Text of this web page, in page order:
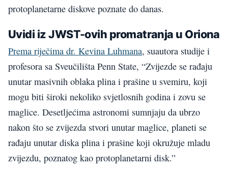
protoplanetarne diskove poznate do danas.
Uvidi iz JWST-ovih promatranja u Oriona
Prema riječima dr. Kevina Luhmana, suautora studije i
profesora sa Sveučilišta Penn State, “Zvijezde se rađaju
unutar masivnih oblaka plina i prašine u svemiru, koji
mogu biti široki nekoliko svjetlosnih godina i zovu se
maglice. Desetljećima astronomi sumnjaju da ubrzo
nakon što se zvijezda stvori unutar maglice, planeti se
rađaju unutar diska plina i prašine koji okružuje mladu
zvijezdu, poznatog kao protoplanetarni disk.”